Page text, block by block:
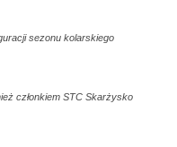
sezonu kolarskiego
członkiem STC Skarżysko